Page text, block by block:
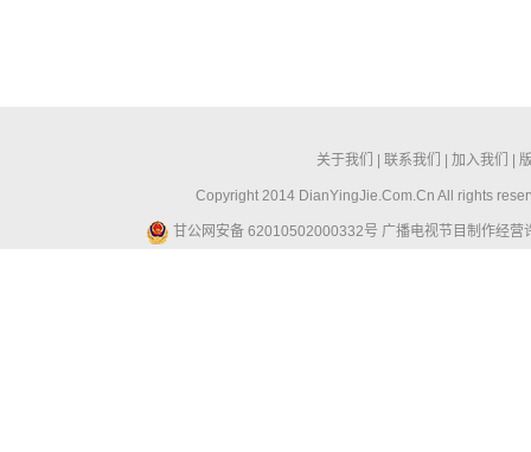
关于我们 联系我们 加入我们
Copyright 2014 DianYingJie.Com.Cn All rights
甘公网安备 62010502000332号 广播电视节目制作经